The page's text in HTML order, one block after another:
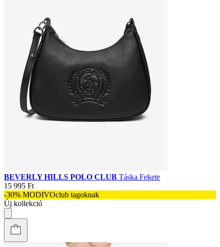
BEVERLY HILLS POLO CLUB Táska Fekete
15 995 Ft
-30% MODIVOclub tagoknak
Új kollekció